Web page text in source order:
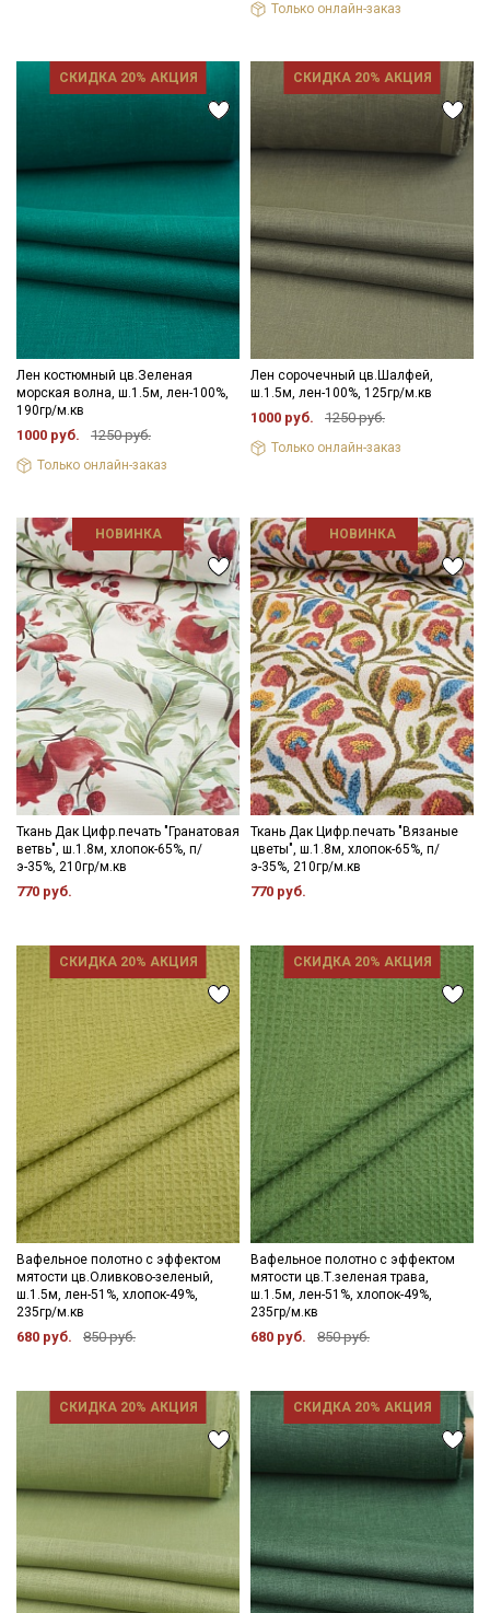
Только онлайн-заказ
СКИДКА 20% АКЦИЯ
Лен костюмный цв.Зеленая
морская волна, ш.1.5м, лен-100%,
190гр/м.кв
1000 руб. 1250 руб.
Только онлайн-заказ
СКИДКА 20% АКЦИЯ
Лен сорочечный цв.Шалфей,
ш.1.5м, лен-100%, 125гр/м.кв
1000 руб. 1250 руб.
Только онлайн-заказ
НОВИНКА
Ткань Дак Цифр.печать "Гранатовая
ветвь", ш.1.8м, хлопок-65%, п/
э-35%, 210гр/м.кв
770 руб.
НОВИНКА
Ткань Дак Цифр.печать "Вязаные
цветы", ш.1.8м, хлопок-65%, п/
э-35%, 210гр/м.кв
770 руб.
СКИДКА 20% АКЦИЯ
Вафельное полотно с эффектом
мятости цв.Оливково-зеленый,
ш.1.5м, лен-51%, хлопок-49%,
235гр/м.кв
680 руб. 850 руб.
СКИДКА 20% АКЦИЯ
Вафельное полотно с эффектом
мятости цв.Т.зеленая трава,
ш.1.5м, лен-51%, хлопок-49%,
235гр/м.кв
680 руб. 850 руб.
СКИДКА 20% АКЦИЯ СКИДКА 20% АКЦИЯ